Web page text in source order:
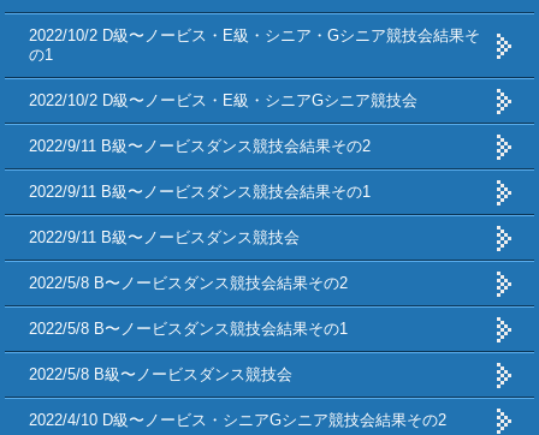
2022/10/2 D級〜ノービス・E級・シニア・Gシニア競技会結果そ
の1
2022/10/2 D級〜ノービス・E級・シニアGシニア競技会
2022/9/11 B級〜ノービスダンス競技会結果その2
2022/9/11 B級〜ノービスダンス競技会結果その1
2022/9/11 B級〜ノービスダンス競技会
2022/5/8 B〜ノービスダンス競技会結果その2
2022/5/8 B〜ノービスダンス競技会結果その1
2022/5/8 B級〜ノービスダンス競技会
2022/4/10 D級〜ノービス・シニアGシニア競技会結果その2